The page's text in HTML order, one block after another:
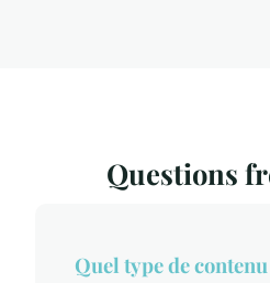
Questions
Quel type de